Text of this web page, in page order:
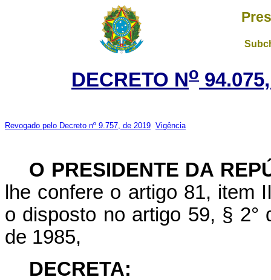
DECRETO No
Revogado pelo Decreto nº 9.757, de 2019 Vigência
O PRESIDENTE DA
lhe confere o artigo 81, item
o disposto no artigo 59, § 2°
de 1985,
DECRETA: